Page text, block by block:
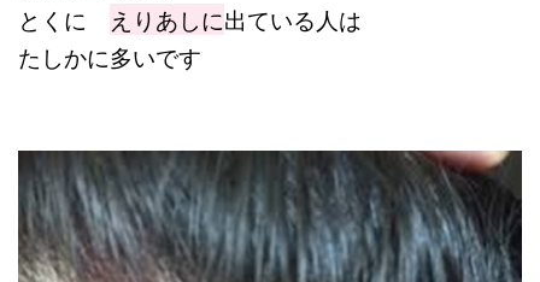
とくに
えりあしに出ている人は
たしかに多いです